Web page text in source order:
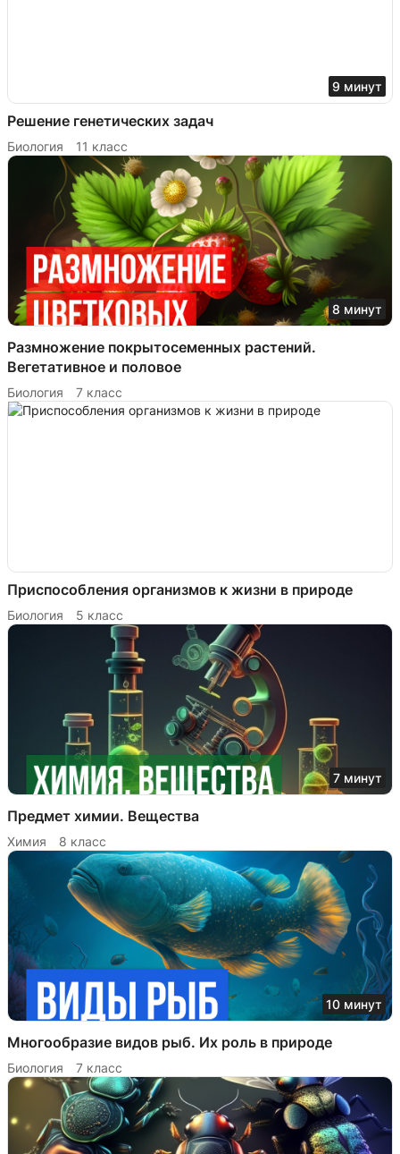
9 минут
Решение генетических задач
Биология 11 класс
8 минут
Размножение покрытосеменных растений.
Вегетативное и половое
Биология 7 класс
Приспособления организмов к жизни в природе
Биология 5 класс
7 минут
Предмет химии. Вещества
Химия 8 класс
10 минут
Многообразие видов рыб. Их роль в природе
Биология 7 класс